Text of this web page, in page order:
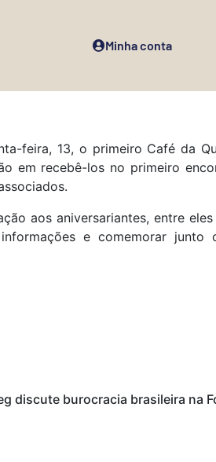
Minha conta
feira, 13, o primeiro Café da
em recebê-los no primeiro
aos aniversariantes, entre
e comemorar junto
discute burocracia brasileira na